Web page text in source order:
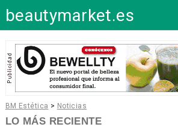
beautymarket.es
BM Estética > Noticias
LO MÁS RECIENTE